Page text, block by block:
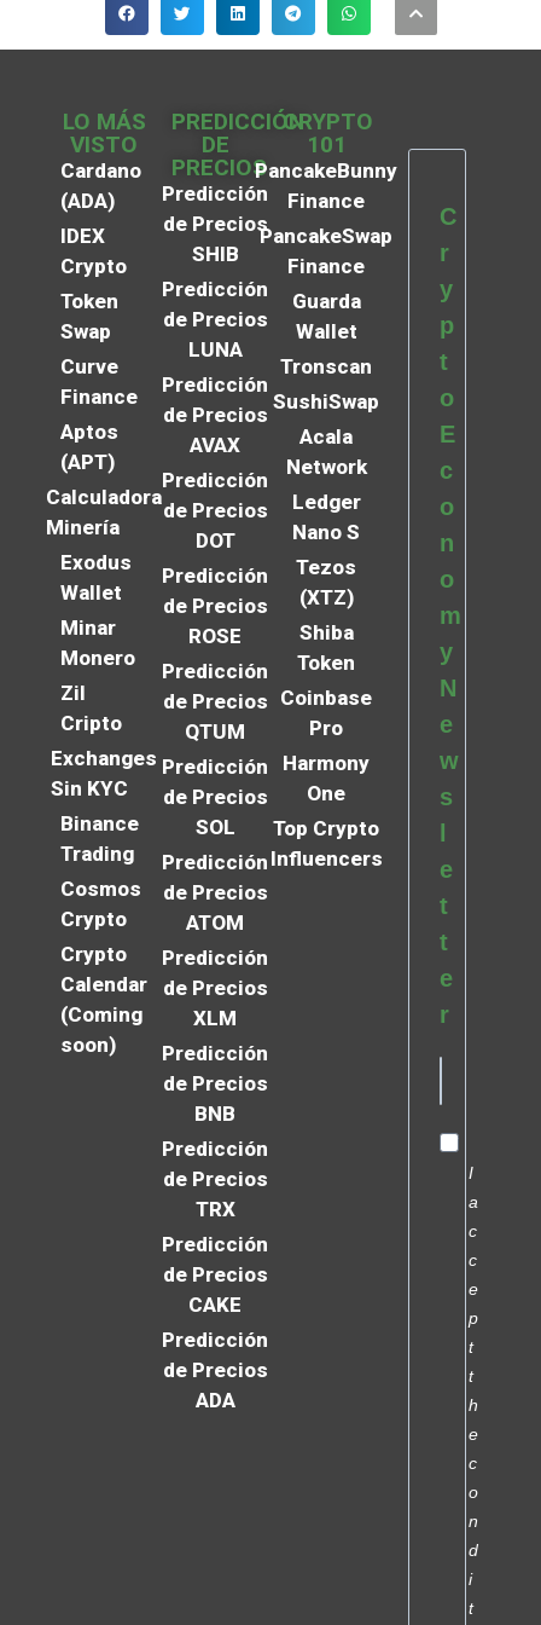
LO MÁS
VISTO
Cardano
(ADA)
IDEX
Crypto
Token
Swap
Curve
Finance
Aptos
(APT)
Calculadora
Minería
Exodus
Wallet
Minar
Monero
Zil
Cripto
Exchanges
Sin KYC
Binance
Trading
Cosmos
Crypto
Crypto
Calendar
(Coming
soon)
PREDICCIÓN
DE
PRECIOS
Predicción
de Precios
SHIB
Predicción
de Precios
LUNA
Predicción
de Precios
AVAX
Predicción
de Precios
DOT
Predicción
de Precios
ROSE
Predicción
de Precios
QTUM
Predicción
de Precios
SOL
Predicción
de Precios
ATOM
Predicción
de Precios
XLM
Predicción
de Precios
BNB
Predicción
de Precios
TRX
Predicción
de Precios
CAKE
Predicción
de Precios
ADA
CRYPTO
101
PancakeBunny
Finance
PancakeSwap
Finance
Guarda
Wallet
Tronscan
SushiSwap
Acala
Network
Ledger
Nano S
Tezos
(XTZ)
Shiba
Token
Coinbase
Pro
Harmony
One
Top Crypto
Influencers
C
r
y
p
t
o
E
c
o
n
o
m
y
N
e
w
s
e
t
t
e
r
I
a
c
c
e
p
t
t
h
e
c
o
n
d
i
t